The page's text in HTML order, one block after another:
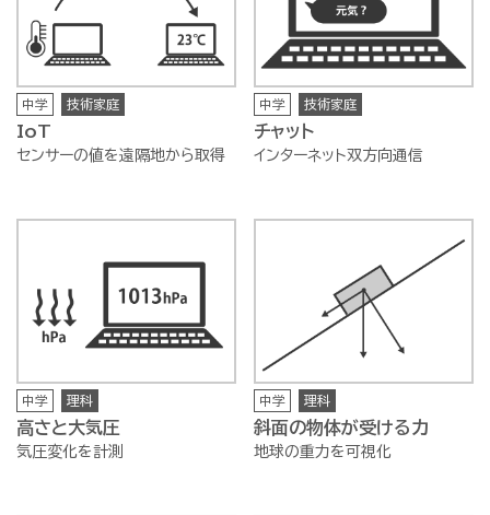
中学 技術家庭
IoT
センサーの値を遠隔地から取得
中学 技術家庭
チャット
インターネット双方向通信
中学 理科
高さと大気圧
気圧変化を計測
中学 理科
斜面の物体が受ける力
地球の重力を可視化